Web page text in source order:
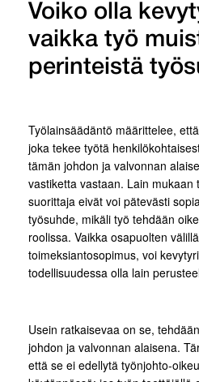
Voiko olla
vaikka työ
perinteistä
Työlainsäädäntö määrittelee,
joka tekee työtä
tämän johdon ja valvonnan
vastiketta vastaan. Lain mukaan
suorittaja eivät voi pätevästi
työsuhde, mikäli työ tehdään
roolissa. Vaikka osapuolten
toimeksiantosopimus, voi
todellisuudessa olla lain
Usein ratkaisevaa on se,
johdon ja valvonnan alaisena.
että se ei edellytä työnjohto-